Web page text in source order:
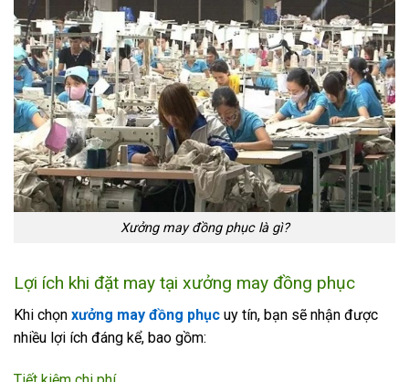
Xưởng may đồng phục là gì?
Lợi ích khi đặt may tại xưởng may đồng phục
Khi chọn xưởng may đồng phục uy tín, bạn sẽ nhận được
nhiều lợi ích đáng kể, bao gồm: